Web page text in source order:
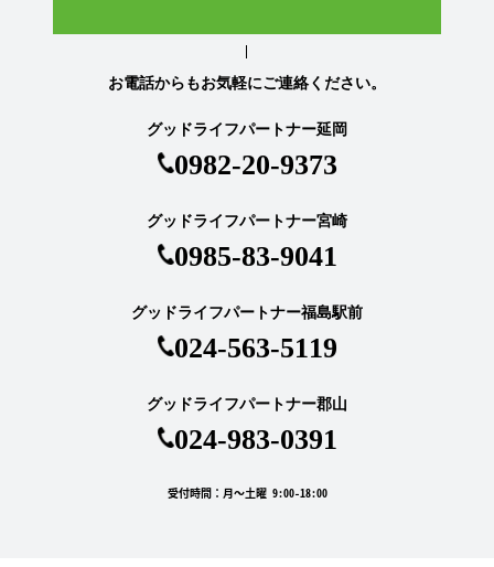
お電話からもお気軽にご連絡ください。
グッドライフパートナー延岡
0982-20-9373
グッドライフパートナー宮崎
0985-83-9041
グッドライフパートナー福島駅前
024-563-5119
グッドライフパートナー郡山
024-983-0391
受付時間：月～土曜 9:00-18:00